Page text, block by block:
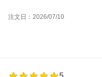
注文日：2026/07/10